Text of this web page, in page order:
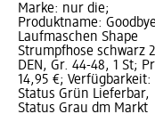
Marke: nur die;
Produktname: Goodbye
Laufmaschen Shape
Strumpfhose schwarz
DEN, Gr. 44-48, 1 St;
14,95 €; Verfügbarkeit:
Status Grün Lieferbar,
Status Grau dm Markt